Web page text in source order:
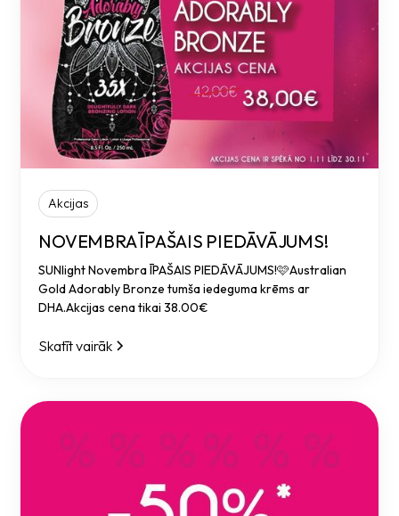
Akcijas
NOVEMBRA ĪPAŠAIS PIEDĀVĀJUMS!
SUNlight Novembra ĪPAŠAIS PIEDĀVĀJUMS!🩷Australian
Gold Adorably Bronze tumša iedeguma krēms ar
DHA.Akcijas cena tikai 38.00€
Skatīt vairāk